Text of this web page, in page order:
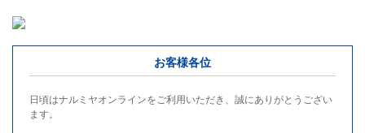
お客様各位
日頃はナルミヤオンラインをご利用いただき、誠にありがとうござい
ます。